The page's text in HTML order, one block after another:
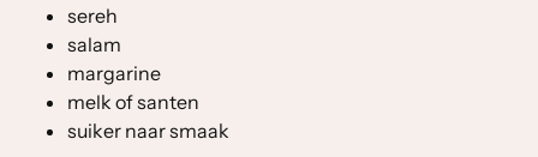
sereh
salam
margarine
melk of santen
suiker naar smaak